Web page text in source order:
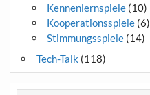
Kennenlernspiele(10)
Kooperationsspiele(6)
Stimmungsspiele(14)
Tech-Talk (118)